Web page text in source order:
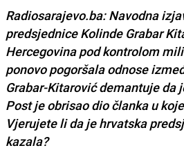
Radiosarajevo.ba: Navodna
predsjednice Kolinde Grabar
Hercegovina pod kontrolom
ponovo pogoršala odnose
Grabar-Kitarović demantuje da
Post je obrisao dio članka u
Vjerujete li da je hrvatska
kazala?